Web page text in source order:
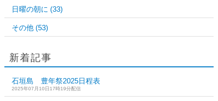
日曜の朝に (33)
その他 (53)
新着記事
石垣島 豊年祭2025日程表
2025年07月10日17時19分配信